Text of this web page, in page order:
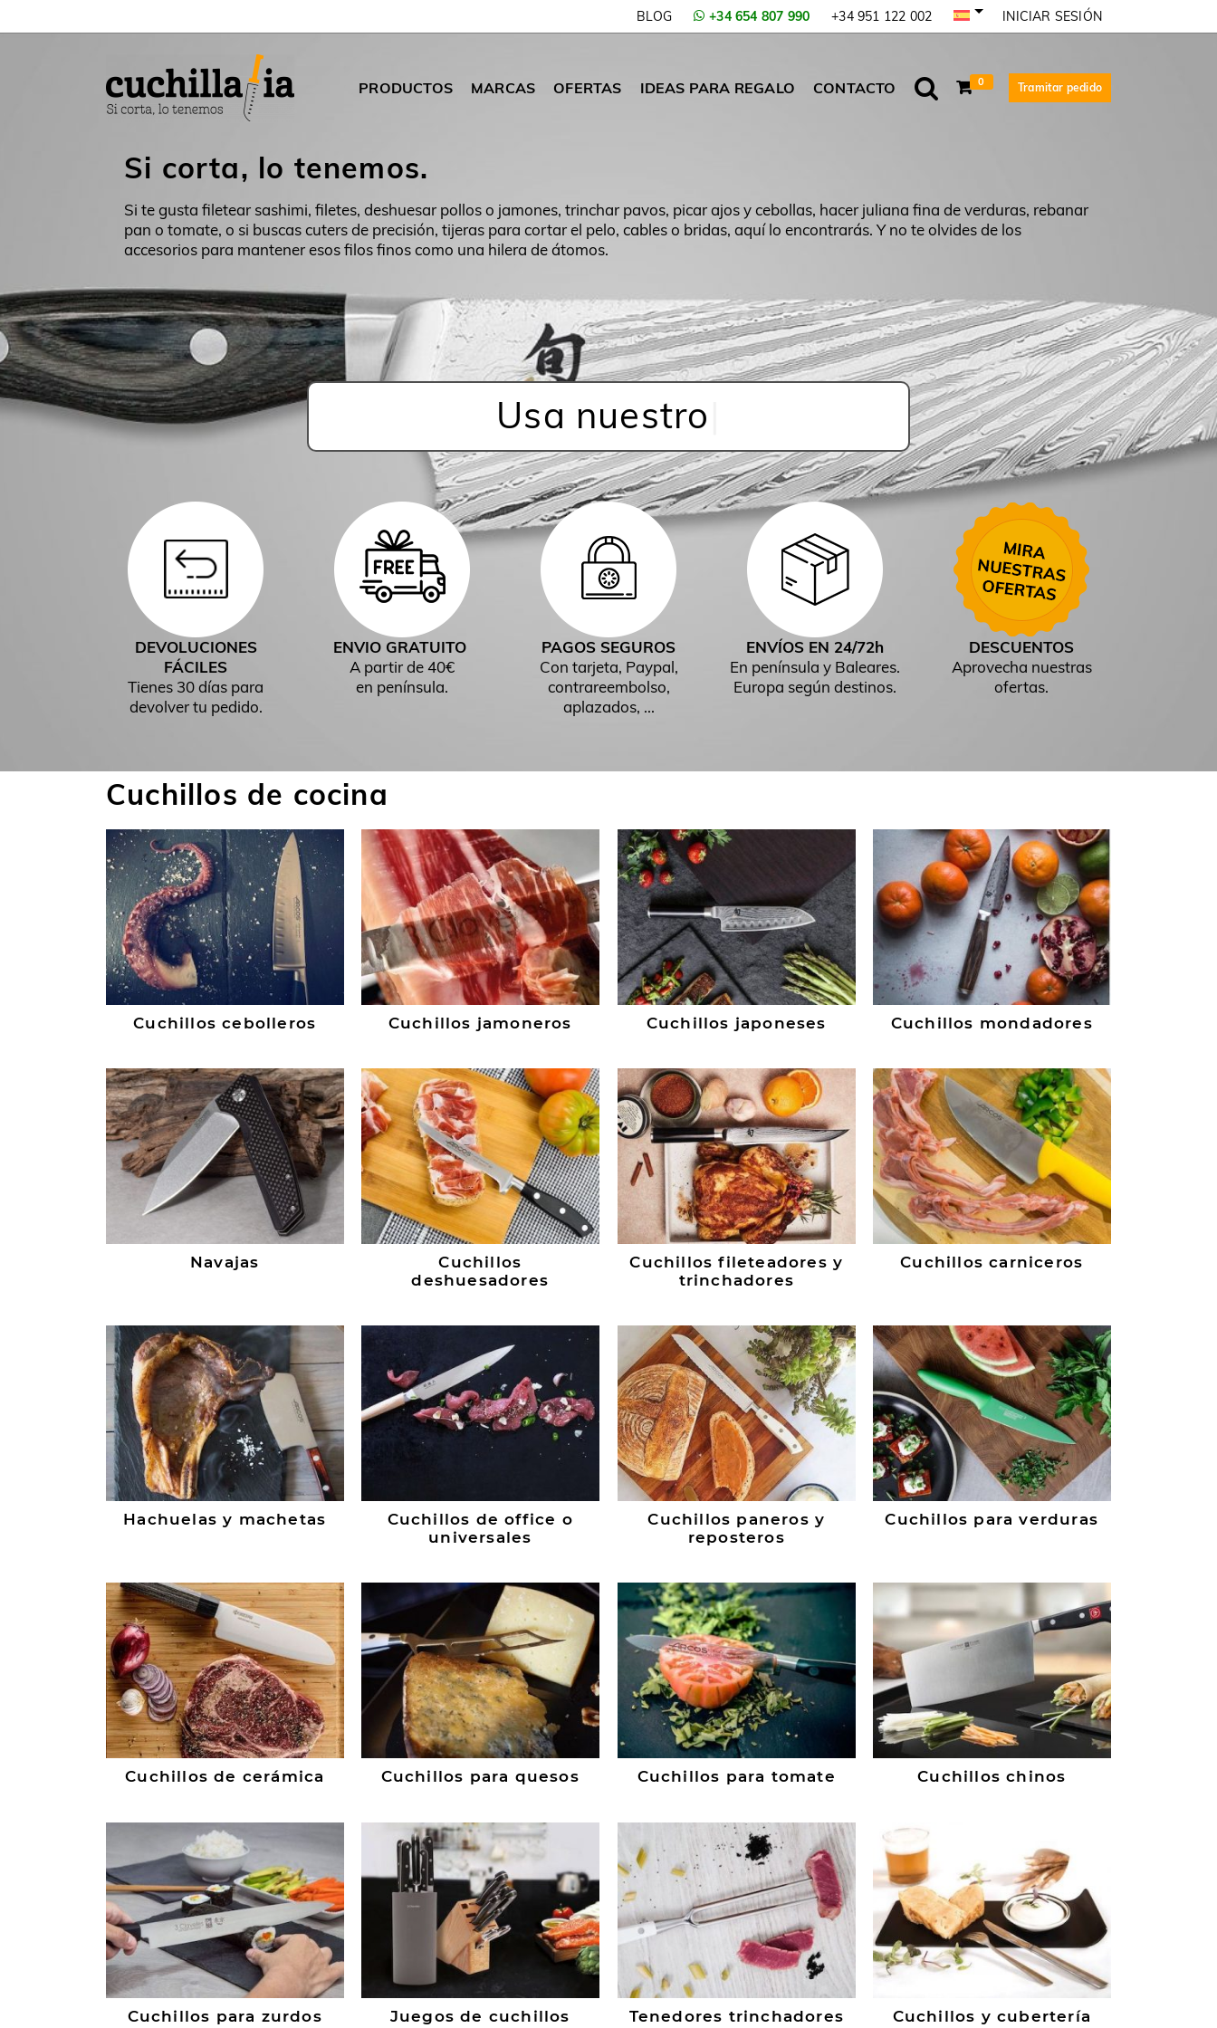
BLOG +34 654 807 990 +34 951 122 002 INICIAR SESIÓN
PRODUCTOS MARCAS OFERTAS IDEAS PARA REGALO CONTACTO 0 Tramitar pedido
Si corta, lo tenemos.
Si te gusta filetear sashimi, filetes, deshuesar pollos o jamones, trinchar pavos, picar ajos y cebollas, hacer juliana fina de verduras, rebanar
pan o tomate, o si buscas cuters de precisión, tijeras para cortar el pelo, cables o bridas, aquí lo encontrarás. Y no te olvides de los
accesorios para mantener esos filos finos como una hilera de átomos.
cuchillo chef kai
DEVOLUCIONES
FÁCILES
Tienes 30 días para
devolver tu pedido.
ENVIO GRATUITO
A partir de 40€
en península.
PAGOS SEGUROS
Con tarjeta, Paypal,
contrareembolso,
aplazados, ...
ENVÍOS EN 24/72h
En península y Baleares.
Europa según destinos.
DESCUENTOS
Aprovecha nuestras
ofertas.
Cuchillos de cocina
Cuchillos cebolleros Cuchillos jamoneros Cuchillos japoneses Cuchillos mondadores
Navajas
Cuchillos
deshuesadores
Cuchillos fileteadores y
trinchadores
Cuchillos carniceros
Hachuelas y machetas
Cuchillos de office o
universales
Cuchillos paneros y
reposteros
Cuchillos para verduras
Cuchillos de cerámica Cuchillos para quesos Cuchillos para tomate Cuchillos chinos
Cuchillos para zurdos Juegos de cuchillos Tenedores trinchadores
Cuchillos y cubertería